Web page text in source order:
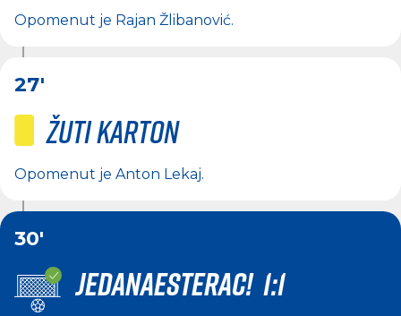
Opomenut je Rajan Žlibanović.
27'
Žuti karton
Opomenut je Anton Lekaj.
30'
JEDANAESTERAC! 1:1